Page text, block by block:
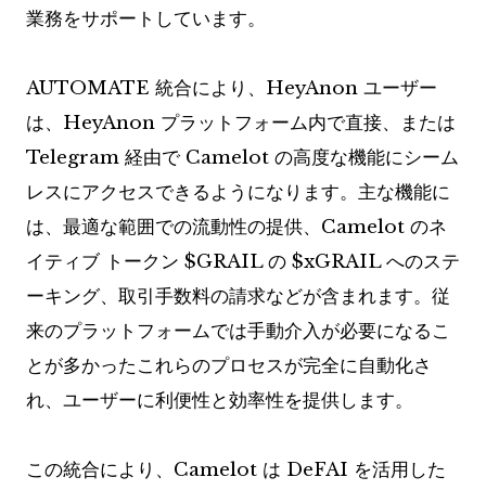
業務をサポートしています。
AUTOMATE 統合により、HeyAnon ユーザー
は、HeyAnon プラットフォーム内で直接、または
Telegram 経由で Camelot の高度な機能にシーム
レスにアクセスできるようになります。主な機能に
は、最適な範囲での流動性の提供、Camelot のネ
イティブ トークン $GRAIL の $xGRAIL へのステ
ーキング、取引手数料の請求などが含まれます。従
来のプラットフォームでは手動介入が必要になるこ
とが多かったこれらのプロセスが完全に自動化さ
れ、ユーザーに利便性と効率性を提供します。
この統合により、Camelot は DeFAI を活用した